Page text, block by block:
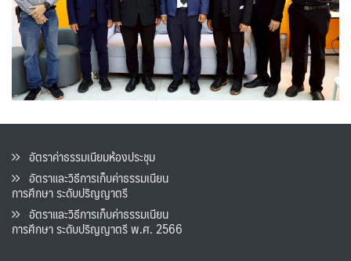
อัตราค่าธรรมเนียมห้องประชุม
อัตราและวิธีการเก็บค่าธรรมเนียน
การศึกษา ระดับปริญญาตรี
อัตราและวิธีการเก็บค่าธรรมเนียน
การศึกษา ระดับปริญญาตรี พ.ศ. 2566